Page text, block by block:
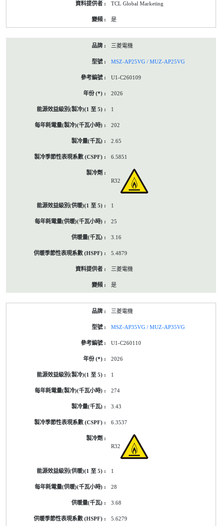
TCL Global Marketing
是
三菱電機
MSZ-AP25VG / MUZ-AP25VG
U1-C260109
2026
1
202
2.65
6.5851
R32
1
25
3.16
5.4879
三菱電機
是
三菱電機
MSZ-AP35VG / MUZ-AP35VG
U1-C260110
2026
1
274
3.43
6.3537
R32
1
28
3.68
5.6279